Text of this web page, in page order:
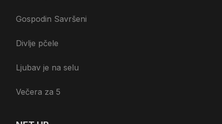
Gospodin Savršeni
Divlje pčele
Ljubav je na selu
Večera za 5